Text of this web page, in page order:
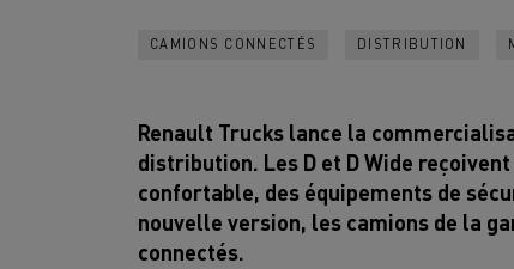
CAMIONS CONNECTÉS DISTRIBUTION
Renault Trucks lance la
distribution. Les D et D Wide
confortable, des équipements de
nouvelle version, les camions de la
connectés.